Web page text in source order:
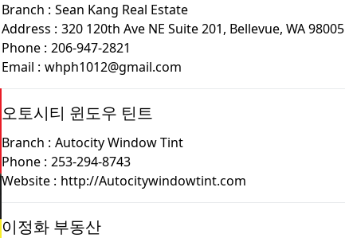
Branch : Sean Kang Real Estate
Address : 320 120th Ave NE Suite 201, Bellevue, WA 98005
Phone : 206-947-2821
Email : whph1012@gmail.com
오토시티 윈도우 틴트
Branch : Autocity Window Tint
Phone : 253-294-8743
Website : http://Autocitywindowtint.com
이정화 부동산